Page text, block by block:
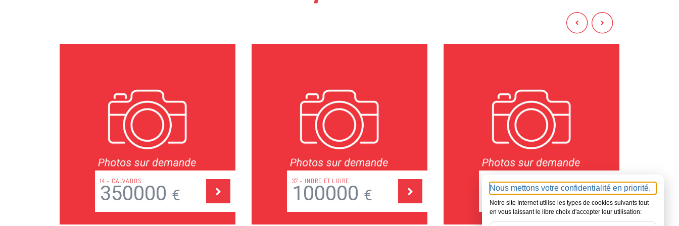
14 - CALVADOS
350000 €
37 - INDRE ET LOIRE
100000 €
75 - PARIS
350000€
Nous mettons votre confidentialité en priorité.
Notre site Internet utilise les types de cookies suivants tout
en vous laissant le libre choix d'accepter leur utilisation: